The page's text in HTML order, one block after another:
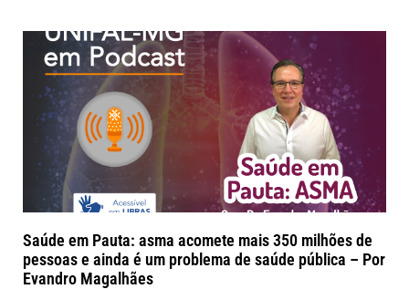
Saúde em Pauta: asma acomete mais 350 milhões de
pessoas e ainda é um problema de saúde pública – Por
Evandro Magalhães